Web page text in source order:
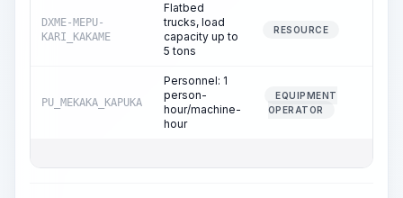
DXME-MEPU-
KARI_KAKAME
Flatbed
trucks, load
capacity up to
5 tons
RESOURCE
PU_MEKAKA_KAPUKA
Personnel: 1
person-
hour/machine-
hour
EQUIPMENT
OPERATOR